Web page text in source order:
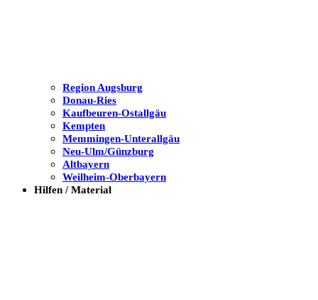
Region Augsburg
Donau-Ries
Kaufbeuren-Ostallgäu
Kempten
Memmingen-Unterallgäu
Neu-Ulm/Günzburg
Altbayern
Weilheim-Oberbayern
Hilfen / Material